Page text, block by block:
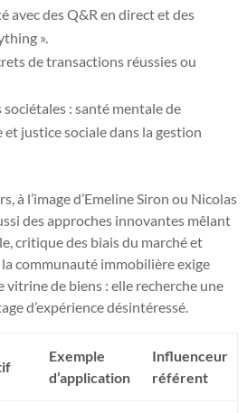
avec des Q&R en direct et des
».
de transactions réussies ou
: santé mentale de
et justice sociale dans la gestion
à l’image d’Emeline Siron ou Nicolas
des approches innovantes mêlant
critique des biais du marché et
communauté immobilière exige
vitrine de biens : elle recherche une
d’expérience désintéressé.
Exemple
d’application
Influenceur
référent